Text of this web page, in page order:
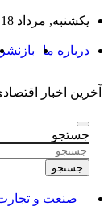
به
بروید
یکشنبه, مرداد 18, 1405
درباره ما بازنشر
آخرین اخبار
جستجو
جستجو
صنعت و